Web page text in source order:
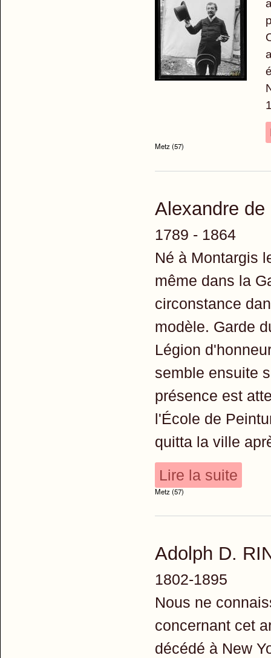
Metz (57)
Alexandre de
1789 - 1864
Né à Montargis
même dans la
circonstance
modèle. Garde
Légion
semble ensuite
présence est
l'École de
quitta la ville
Lire la suite
Metz (57)
Adolph D.
1802-1895
Nous ne
concernant cet
décédé à New